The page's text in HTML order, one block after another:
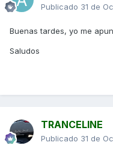
Publicado 31 de
Buenas tardes, yo me
Saludos
TRANCELINE
Publicado 31 de